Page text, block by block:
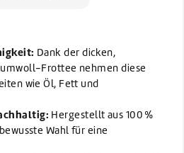
Dank der dicken,
Frottee nehmen diese
wie Öl, Fett und
Hergestellt aus 100 %
Wahl für eine